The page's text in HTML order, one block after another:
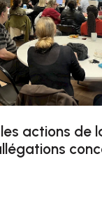
actions de